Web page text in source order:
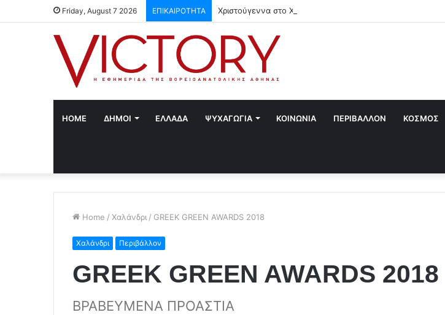
Friday, August 7 2026 ΕΠΙΚΑΙΡΟΤΗΤΑ Χριστούγεννα στο Χαλάνδρι- Ολες οι εκδηλώσεις του Δήμου
HOME ΔΗΜΟΙ ΕΛΛΑΔΑ ΨΥΧΑΓΩΓΙΑ ΚΟΙΝΩΝΙΑ ΠΕΡΙΒΑΛΛΟΝ ΚΟΣΜΟΣ
Home / Χαλάνδρι / GREEK GREEN AWARDS 2018
Χαλάνδρι Περιβάλλον
GREEK GREEN AWARDS 2018
ΒΡΑΒΕΥΜΕΝΑ ΠΡΟΑΣΤΙΑ